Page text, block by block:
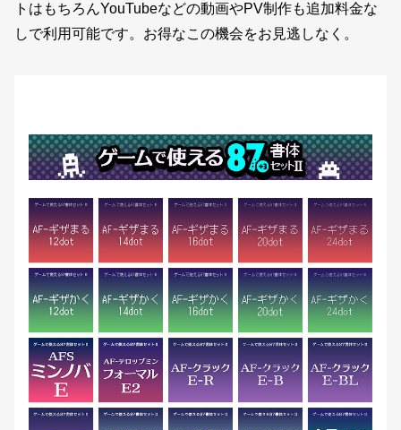
トはもちろんYouTubeなどの動画やPV制作も追加料金な
しで利用可能です。お得なこの機会をお見逃しなく。